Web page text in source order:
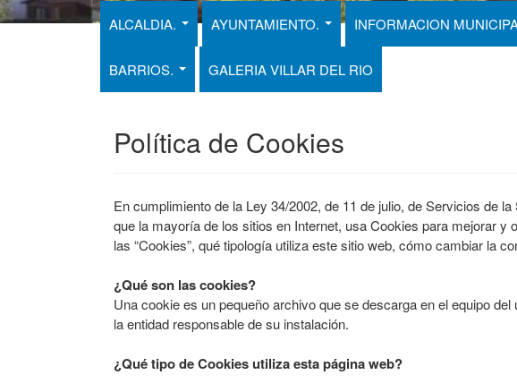
ALCALDIA. AYUNTAMIENTO. INFORMACION
BARRIOS. GALERIA VILLAR DEL RIO
Política de Cookies
En cumplimiento de la Ley 34/2002, de 11 de julio, de Servicios de
que la mayoría de los sitios en Internet, usa Cookies para mejorar
las “Cookies”, qué tipología utiliza este sitio web, cómo cambiar la
¿Qué son las cookies?
Una cookie es un pequeño archivo que se descarga en el equipo
la entidad responsable de su instalación.
¿Qué tipo de Cookies utiliza esta página web?